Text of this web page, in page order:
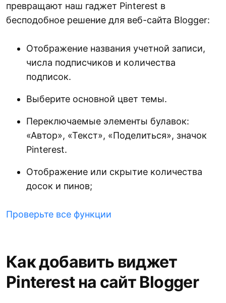
превращают наш гаджет Pinterest в
бесподобное решение для веб-сайта Blogger:
Отображение названия учетной записи,
числа подписчиков и количества
подписок.
Выберите основной цвет темы.
Переключаемые элементы булавок:
«Автор», «Текст», «Поделиться», значок
Pinterest.
Отображение или скрытие количества
досок и пинов;
Проверьте все функции
Как добавить виджет
Pinterest на сайт Blogger